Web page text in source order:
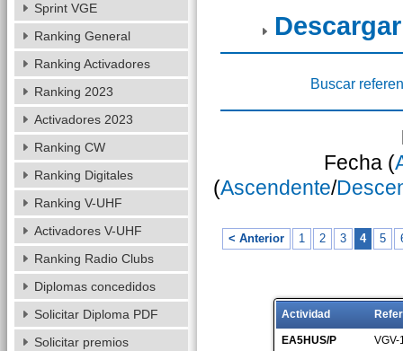
Buscar
Fecha (
(Ascendente/
< Anterior 1 2 3 4 5
Actividad
EA5HUS/P
VGV-
Sprint VGE
Ranking General
Ranking Activadores
Ranking 2023
Activadores 2023
Ranking CW
Ranking Digitales
Ranking V-UHF
Activadores V-UHF
Ranking Radio Clubs
Diplomas concedidos
Solicitar Diploma PDF
Solicitar premios